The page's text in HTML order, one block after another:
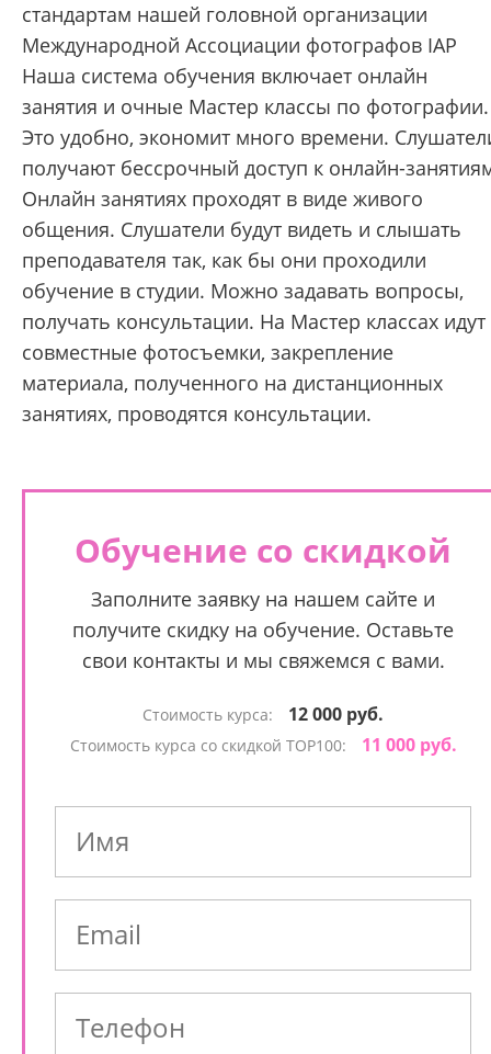
стандартам нашей головной организации
Международной Ассоциации фотографов IAP
Наша система обучения включает онлайн
занятия и очные Мастер классы по фотографии.
Это удобно, экономит много времени.
получают бессрочный доступ к онлайн-
Онлайн занятиях проходят в виде живого
общения. Слушатели будут видеть и слышать
преподавателя так, как бы они проходили
обучение в студии. Можно задавать вопросы,
получать консультации. На Мастер классах идут
совместные фотосъемки, закрепление
материала, полученного на дистанционных
занятиях, проводятся консультации.
Обучение со скидкой
Заполните заявку на нашем сайте и
получите скидку на обучение. Оставьте
свои контакты и мы свяжемся с вами.
Стоимость курса: 12 000 руб.
Стоимость курса со скидкой TOP100: 11 000 руб.